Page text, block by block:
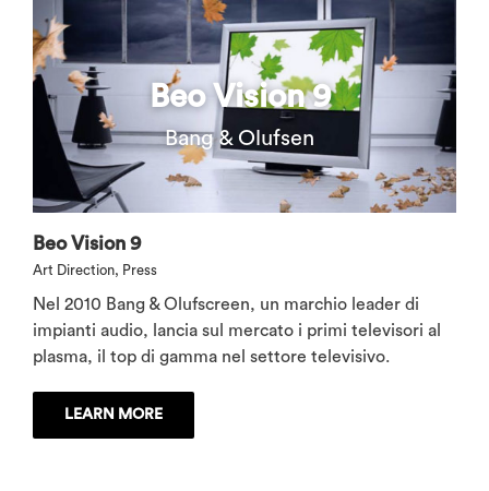
Beo Vision 9
Bang & Olufsen
Beo Vision 9
Art Direction, Press
Nel 2010 Bang & Olufscreen, un marchio leader di
impianti audio, lancia sul mercato i primi televisori al
plasma, il top di gamma nel settore televisivo.
LEARN MORE